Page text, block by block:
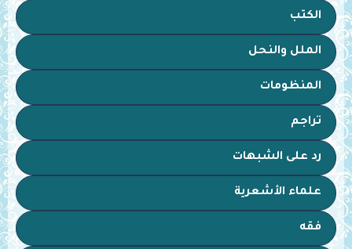
الكتب
الملل والنحل
المنظومات
تراجم
رد على الشبهات
علماء الأشعرية
فقه